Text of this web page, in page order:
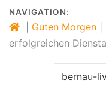
NAVIGATION:
Guten Morgen
erfolgreichen